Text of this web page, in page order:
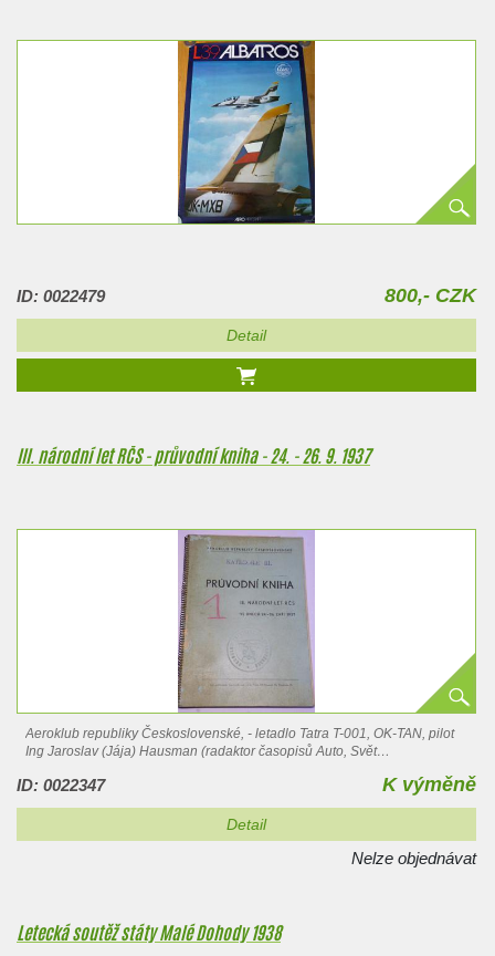
ID: 0022479 800,- CZK
Detail
III. národní let RČS - průvodní kniha - 24. - 26. 9. 1937
Aeroklub republiky Československé, - letadlo Tatra T-001, OK-TAN, pilot
Ing Jaroslav (Jája) Hausman (radaktor časopisů Auto, Svět…
ID: 0022347 K výměně
Detail
Nelze objednávat
Letecká soutěž státy Malé Dohody 1938